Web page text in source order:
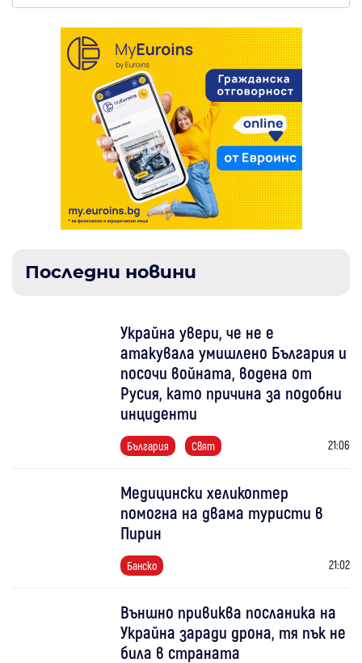
Последни новини
Украйна увери, че не е
атакувала умишлено България и
посочи войната, водена от
Русия, като причина за подобни
инциденти
България Свят 21:06
Медицински хеликоптер
помогна на двама туристи в
Пирин
Банско 21:02
Външно привиква посланика на
Украйна заради дрона, тя пък не
била в страната